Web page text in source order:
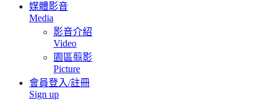
媒體影音
Media
影音介紹
Video
園區翦影
Picture
會員登入/註冊
Sign up